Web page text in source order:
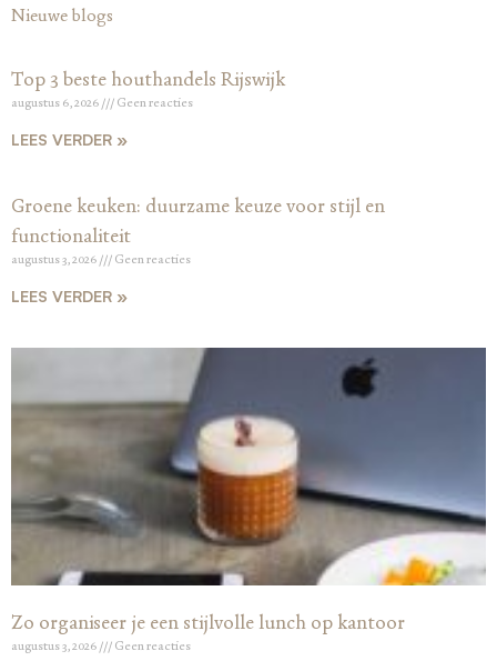
Nieuwe blogs
Top 3 beste houthandels Rijswijk
augustus 6, 2026 Geen reacties
LEES VERDER »
Groene keuken: duurzame keuze voor stijl en
functionaliteit
augustus 3, 2026 Geen reacties
LEES VERDER »
Zo organiseer je een stijlvolle lunch op kantoor
augustus 3, 2026 Geen reacties